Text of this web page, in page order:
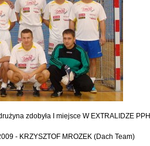
zdobyła I miejsce W EXTRALIDZE PPH
- KRZYSZTOF MROZEK (Dach Team)